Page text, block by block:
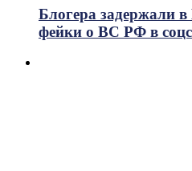
Блогера задержали в
фейки о ВС РФ в